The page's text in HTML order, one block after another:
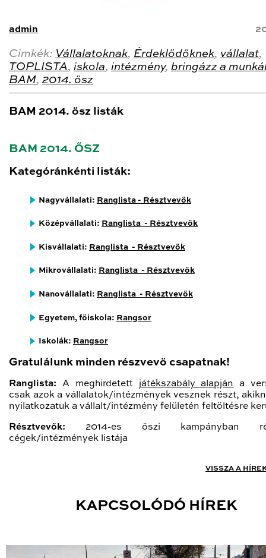
admin
Cimkék: Vállalatoknak, Érdeklődőknek, vállalat,
TOPLISTA, iskola, intézmény, bringázz a
BAM, 2014. ősz
BAM 2014. ősz listák
BAM 2014. ŐSZ
Kategóránkénti listák:
Nagyvállalati: Ranglista - Résztvevők
Középvállalati: Ranglista - Résztvevők
Kisvállalati: Ranglista - Résztvevők
Mikrovállalati: Ranglista - Résztvevők
Nanovállalati: Ranglista - Résztvevők
Egyetem, főiskola: Rangsor
Iskolák: Rangsor
Gratulálunk minden részvevő csapatnak!
Ranglista: A meghirdetett játékszabály alapján a
csak azok a vállalatok/intézmények vesznek részt,
nyilatkozatuk a vállalt/intézmény felületén feltöltésre
Résztvevők: 2014-es őszi kampányban
cégek/intézmények listája
VISSZA A
KAPCSOLÓDÓ HÍREK